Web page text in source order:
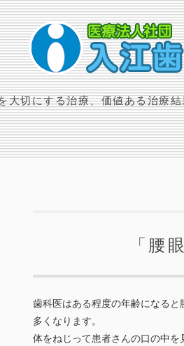
大切にする治療、価値ある治療
「腰
歯科医はある程度の年齢になると
多くなります。
体をねじって患者さんの口の中を